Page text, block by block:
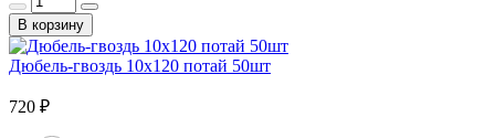
В корзину
Дюбель-гвоздь 10х120 потай 50шт
720 ₽